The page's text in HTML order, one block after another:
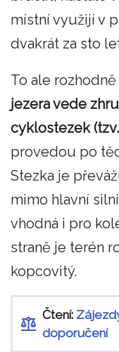
místní využijí v
dvakrát za sto
To ale
jezera vede
cyklostezek
provedou po
Stezka je
mimo hlavní
vhodná i pro
straně je terén
kopcovitý.
Čtení:
doporučení